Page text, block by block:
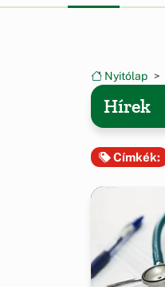
Nyitólap
Hírek
Címkék: